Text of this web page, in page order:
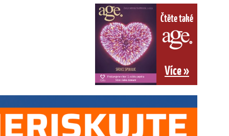
Čtěte také
Více »